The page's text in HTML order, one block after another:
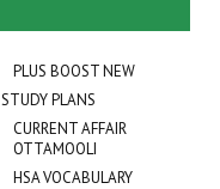
PLUS BOOST NEW
STUDY PLANS
CURRENT AFFAIR
OTTAMOOLI
HSA VOCABULARY